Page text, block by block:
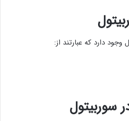
دارد که عبارتند از: